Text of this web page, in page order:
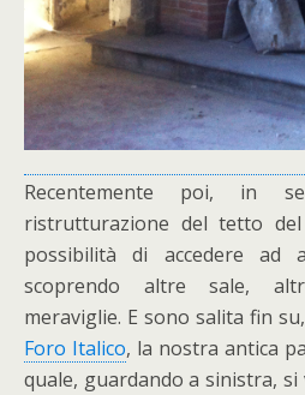
Recentemente poi, in
ristrutturazione del tetto
possibilità di accedere ad
scoprendo altre sale,
meraviglie. E sono salita fin
Foro Italico, la nostra antica
quale, guardando a sinistra, si